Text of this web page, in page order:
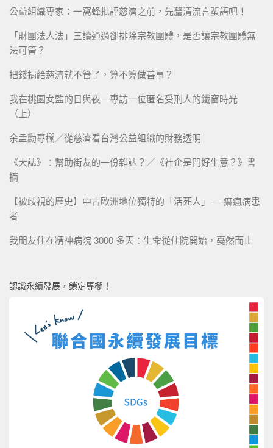
公益組織專家：一窩蜂批評慈濟之前，先釐清流言蜚語吧！
「財團法人法」三讀通過卻排除宗教團體，是否讓宗教團體無
法可管？
把錢捐給慈濟就不管了，算不算做善事？
我在桃園女監的日與夜－專訪一位匿名受刑人的鐵窗時光
（上）
余孟勳專欄／從慈濟看台灣公益組織的財務透明
《大誌》：幫助街友的一份雜誌？／《社企是門好生意？》書
摘
【被歧視的歷史】中古歐洲地位獨特的「活死人」──痲瘋病患
者
我朋友住在精神病院 3000 多天：生命從住院開始，戞然而止
認識永續發展，鎖定專欄！